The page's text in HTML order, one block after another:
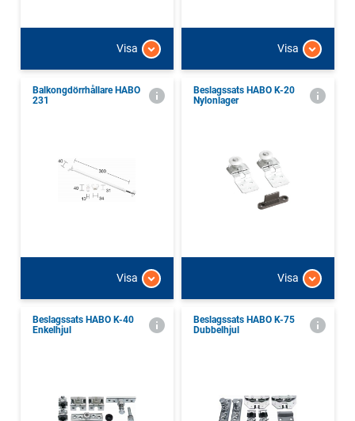
Visa Visa
Balkongdörrhållare HABO
231
Visa
Beslagssats HABO K-20
Nylonlager
Visa
Beslagssats HABO K-40
Enkelhjul
Beslagssats HABO K-75
Dubbelhjul